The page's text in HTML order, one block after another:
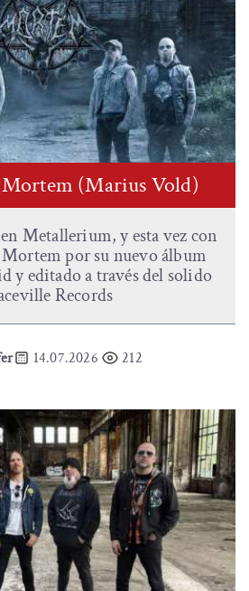
(Marius Vold)
Metallerium, y esta vez con
por su nuevo álbum
y editado a través del solido
Records
14.07.2026 212